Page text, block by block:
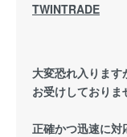
TWINTRADE
大変恐れ入りま
お受けしておりま
正確かつ迅速に対